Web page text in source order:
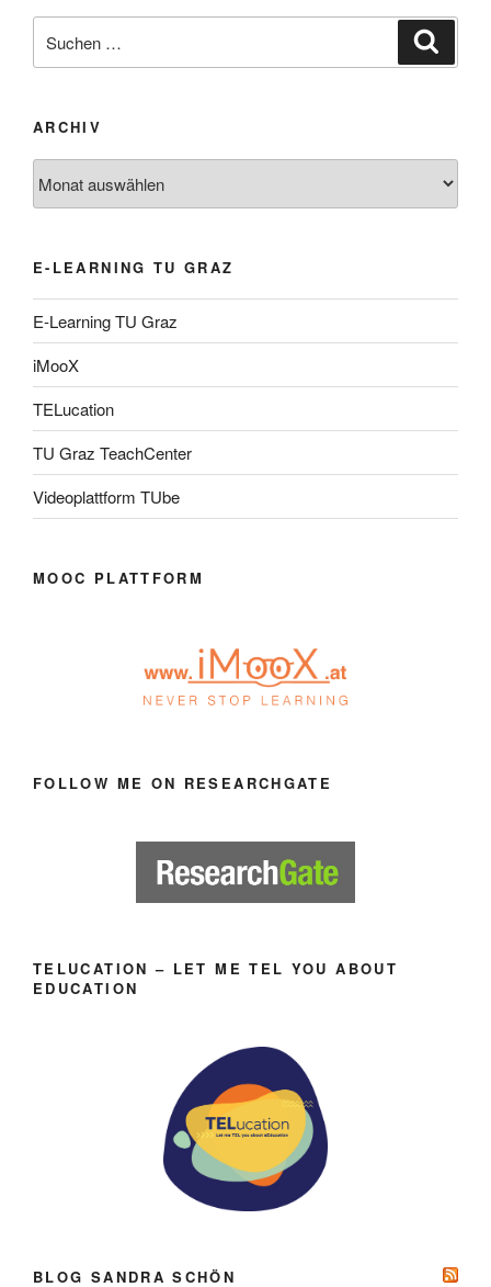
nach:
ARCHIV
E-LEARNING TU GRAZ
E-Learning TU Graz
iMooX
TELucation
TU Graz TeachCenter
Videoplattform TUbe
MOOC PLATTFORM
FOLLOW ME ON RESEARCHGATE
TELUCATION – LET ME TEL YOU ABOUT
EDUCATION
BLOG SANDRA SCHÖN